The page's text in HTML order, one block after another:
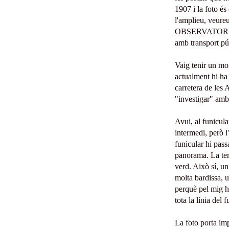
1907 i la foto és
l'amplieu,
amb transport
Vaig tenir un
actualment hi
carretera de les
"investigar" a
Avui, al
intermedi, però
funicular hi
panorama. La
verd. Això sí,
molta bardissa,
perquè pel mig
tota la línia del
La foto porta